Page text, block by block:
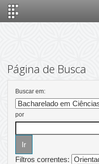
Página de Busca
Buscar em:
por
Filtros correntes: